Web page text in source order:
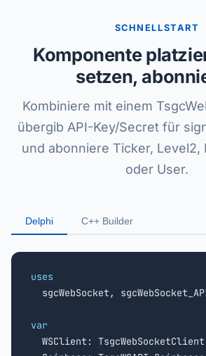
SCHNELLSTART
Komponente
setzen,
Kombiniere mit einem
übergib API-Key/Secret für
und abonniere Ticker, Level2,
oder User.
Delphi C++ Builder
uses
sgcWebSocket,
var
WSClient: